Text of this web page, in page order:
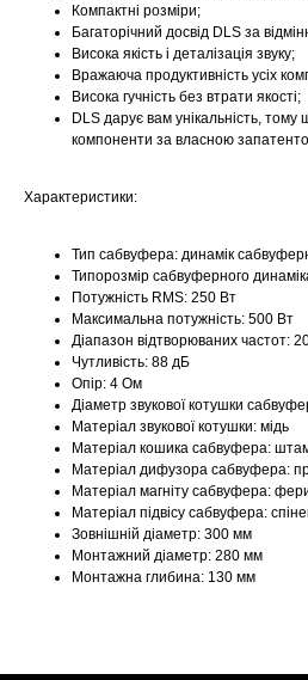
Компактні розміри;
Багаторічний досвід DLS за
Висока якість і деталізація звуку;
Вражаюча продуктивність усіх
Висока гучність без втрати якості;
DLS дарує вам унікальність,
компоненти за власною
Характеристики:
Тип сабвуфера: динамік
Типорозмір сабвуферного
Потужність RMS: 250 Вт
Максимальна потужність: 500 Вт
Діапазон відтворюваних частот:
Чутливість: 88 дБ
Опір: 4 Ом
Діаметр звукової котушки
Матеріал звукової котушки: мідь
Матеріал кошика сабвуфера:
Матеріал дифузора сабвуфера:
Матеріал магніту сабвуфера:
Матеріал підвісу сабвуфера:
Зовнішній діаметр: 300 мм
Монтажний діаметр: 280 мм
Монтажна глибина: 130 мм